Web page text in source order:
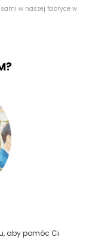
w naszej fabryce w
aby pomóc Ci